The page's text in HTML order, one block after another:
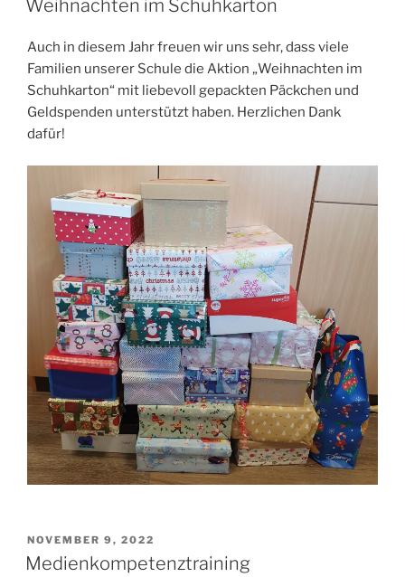
Weihnachten im Schuhkarton
Auch in diesem Jahr freuen wir uns sehr, dass viele
Familien unserer Schule die Aktion „Weihnachten im
Schuhkarton“ mit liebevoll gepackten Päckchen und
Geldspenden unterstützt haben. Herzlichen Dank
dafür!
VERÖFFENTLICHT
AM
NOVEMBER 9, 2022
Medienkompetenztraining